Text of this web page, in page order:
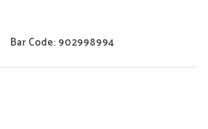
Bar Code: 902998994